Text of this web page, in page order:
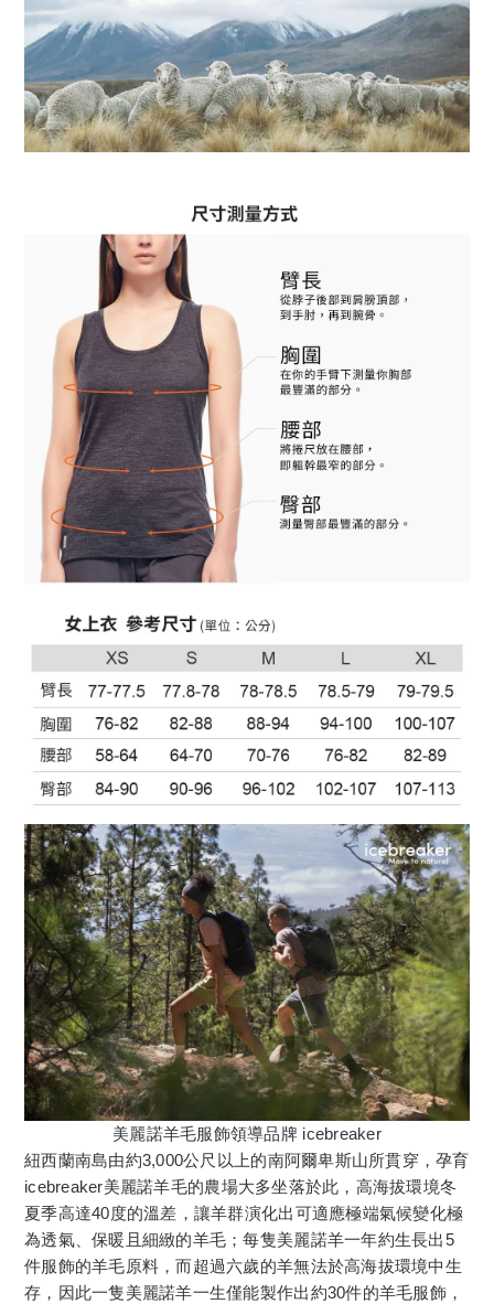
美麗諾羊毛服飾領導品牌 icebreaker
紐西蘭南島由約3,000公尺以上的南阿爾卑斯山所貫穿，孕育
icebreaker美麗諾羊毛的農場大多坐落於此，高海拔環境冬
夏季高達40度的溫差，讓羊群演化出可適應極端氣候變化極
為透氣、保暖且細緻的羊毛；每隻美麗諾羊一年約生長出5
件服飾的羊毛原料，而超過六歲的羊無法於高海拔環境中生
存，因此一隻美麗諾羊一生僅能製作出約30件的羊毛服飾，